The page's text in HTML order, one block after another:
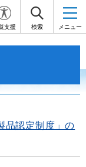
支援 検索 メニュー
品認定制度」の